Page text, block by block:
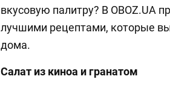
вкусовую палитру? В OBOZ.UA
лучшими рецептами, которые
дома.
Салат из киноа и гранатом